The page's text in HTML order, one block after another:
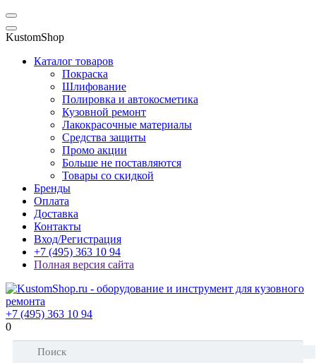
KustomShop
Каталог товаров
Покраска
Шлифование
Полировка и автокосметика
Кузовной ремонт
Лакокрасочные материалы
Средства защиты
Промо акции
Больше не поставляются
Товары со скидкой
Бренды
Оплата
Доставка
Контакты
Вход/Регистрация
+7 (495) 363 10 94
Полная версия сайта
+7 (495) 363 10 94
0